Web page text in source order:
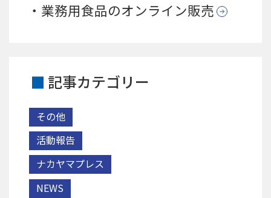
業務用食品のオンライン販売
記事カテゴリー
その他
活動報告
ナカヤマプレス
NEWS